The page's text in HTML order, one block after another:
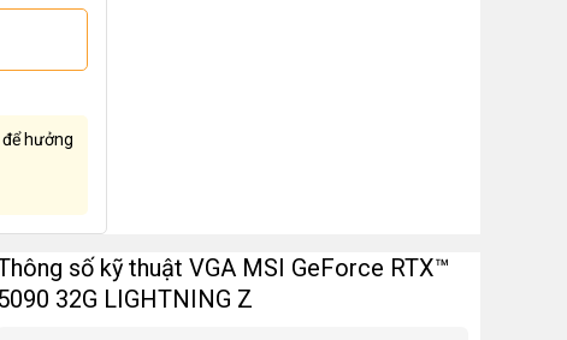
để hưởng
số kỹ thuật VGA MSI GeForce RTX™
5090 32G LIGHTNING Z